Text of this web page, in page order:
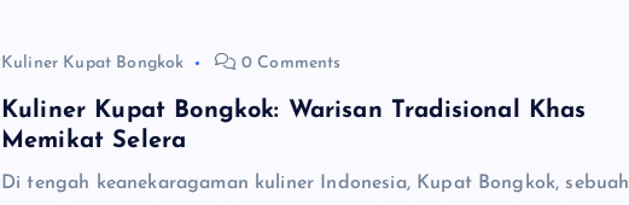
Kuliner Kupat Bongkok 0 Comments
Kuliner Kupat Bongkok: Warisan Tradisional Khas
Memikat Selera
Di tengah keanekaragaman kuliner Indonesia, Kupat Bongkok, sebuah